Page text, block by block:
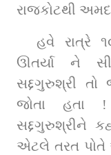
રાજકોટથી
હવે રાત્રે
ઊતર્યા ને
સદ્દગુરુશ્રી
જોતા હતા !
સદ્દગુરુશ્રીને
એટલે તરત પોતે